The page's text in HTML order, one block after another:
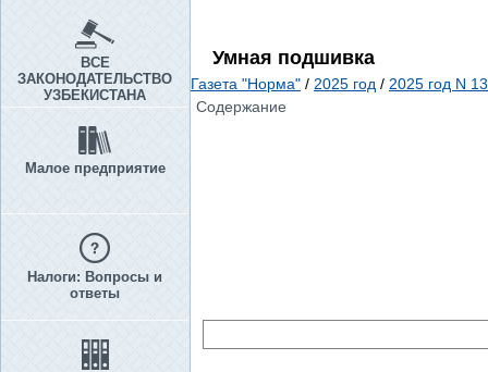
ВСЕ
ЗАКОНОДАТЕЛЬСТВО
УЗБЕКИСТАНА
Малое предприятие
Налоги: Вопросы и
ответы
Умная подшивка
Газета "Норма" / 2025 год / 2025 год N
Содержание